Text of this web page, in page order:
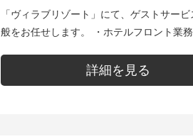
ススタッフ募集。
「ヴィラブリゾート」にて、ゲストサー
般をお任せします。 ・ホテルフロント業務全般（予約受付／客
ールサービス全般など） ...
詳細を見る